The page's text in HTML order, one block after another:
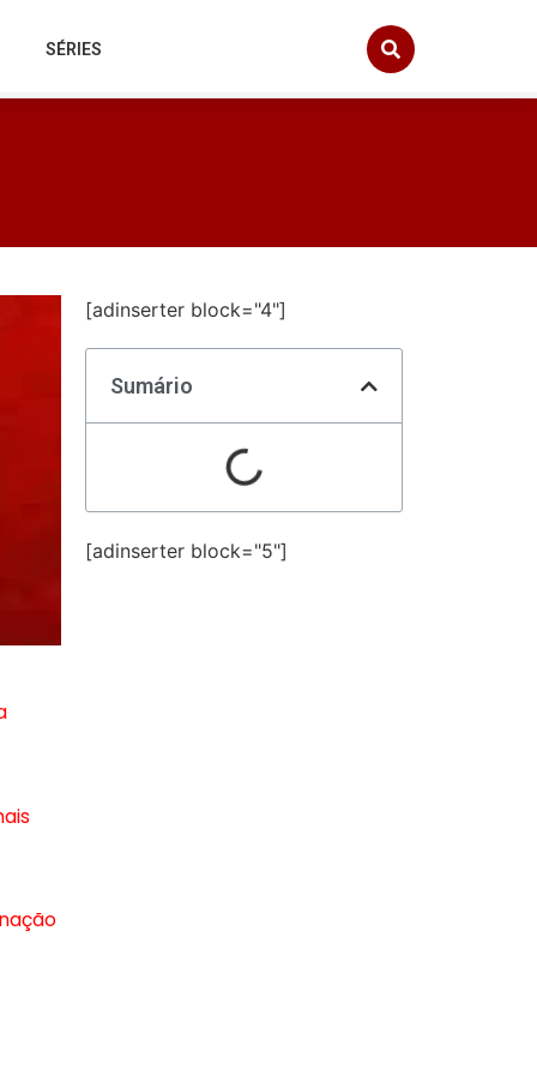
SÉRIES
[adinserter block="4"]
Sumário
[adinserter block="5"]